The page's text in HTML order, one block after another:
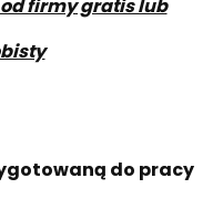
firmy gratis lub
do pracy